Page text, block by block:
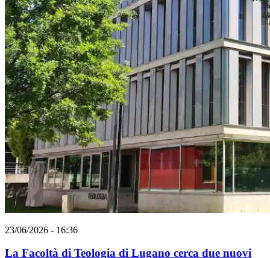
23/06/2026 - 16:36
La Facoltà di Teologia di Lugano cerca due nuovi